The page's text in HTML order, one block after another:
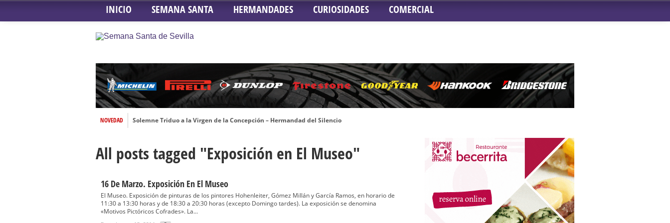
INICIO SEMANA SANTA HERMANDADES CURIOSIDADES COMERCIAL
NOVEDAD
Solemne Triduo a la Virgen de la Concepción – Hermandad del Silencio
Besamanos al Señor del Gran Poder de Sevilla
Solemne y devoto Besamanos en honor de María Santísima en su Soledad – San Lorenzo
Función Principal de Instituto a la Virgen del Valle
Besapié y Besamano en la Quinta Angustia
Gitanos: Besamanos del Señor de la Salud
All posts tagged "Exposición en El Museo"
16 De Marzo. Exposición En El Museo
El Museo. Exposición de pinturas de los pintores Hohenleiter, Gómez Millán y García Ramos, en horario de
11:30 a 13:30 horas y de 18:30 a 20:30 horas (excepto Domingo tardes). La exposición se denomina
«Motivos Pictóricos Cofrades». La...